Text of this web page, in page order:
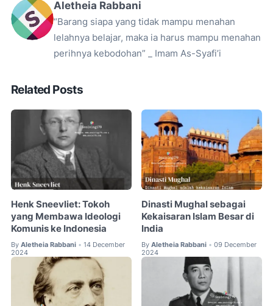
Aletheia Rabbani
“Barang siapa yang tidak mampu menahan
lelahnya belajar, maka ia harus mampu menahan
perihnya kebodohan” _ Imam As-Syafi’i
Related Posts
Henk Sneevliet: Tokoh
yang Membawa Ideologi
Komunis ke Indonesia
By Aletheia Rabbani • 14 December
2024
Dinasti Mughal sebagai
Kekaisaran Islam Besar di
India
By Aletheia Rabbani • 09 December
2024